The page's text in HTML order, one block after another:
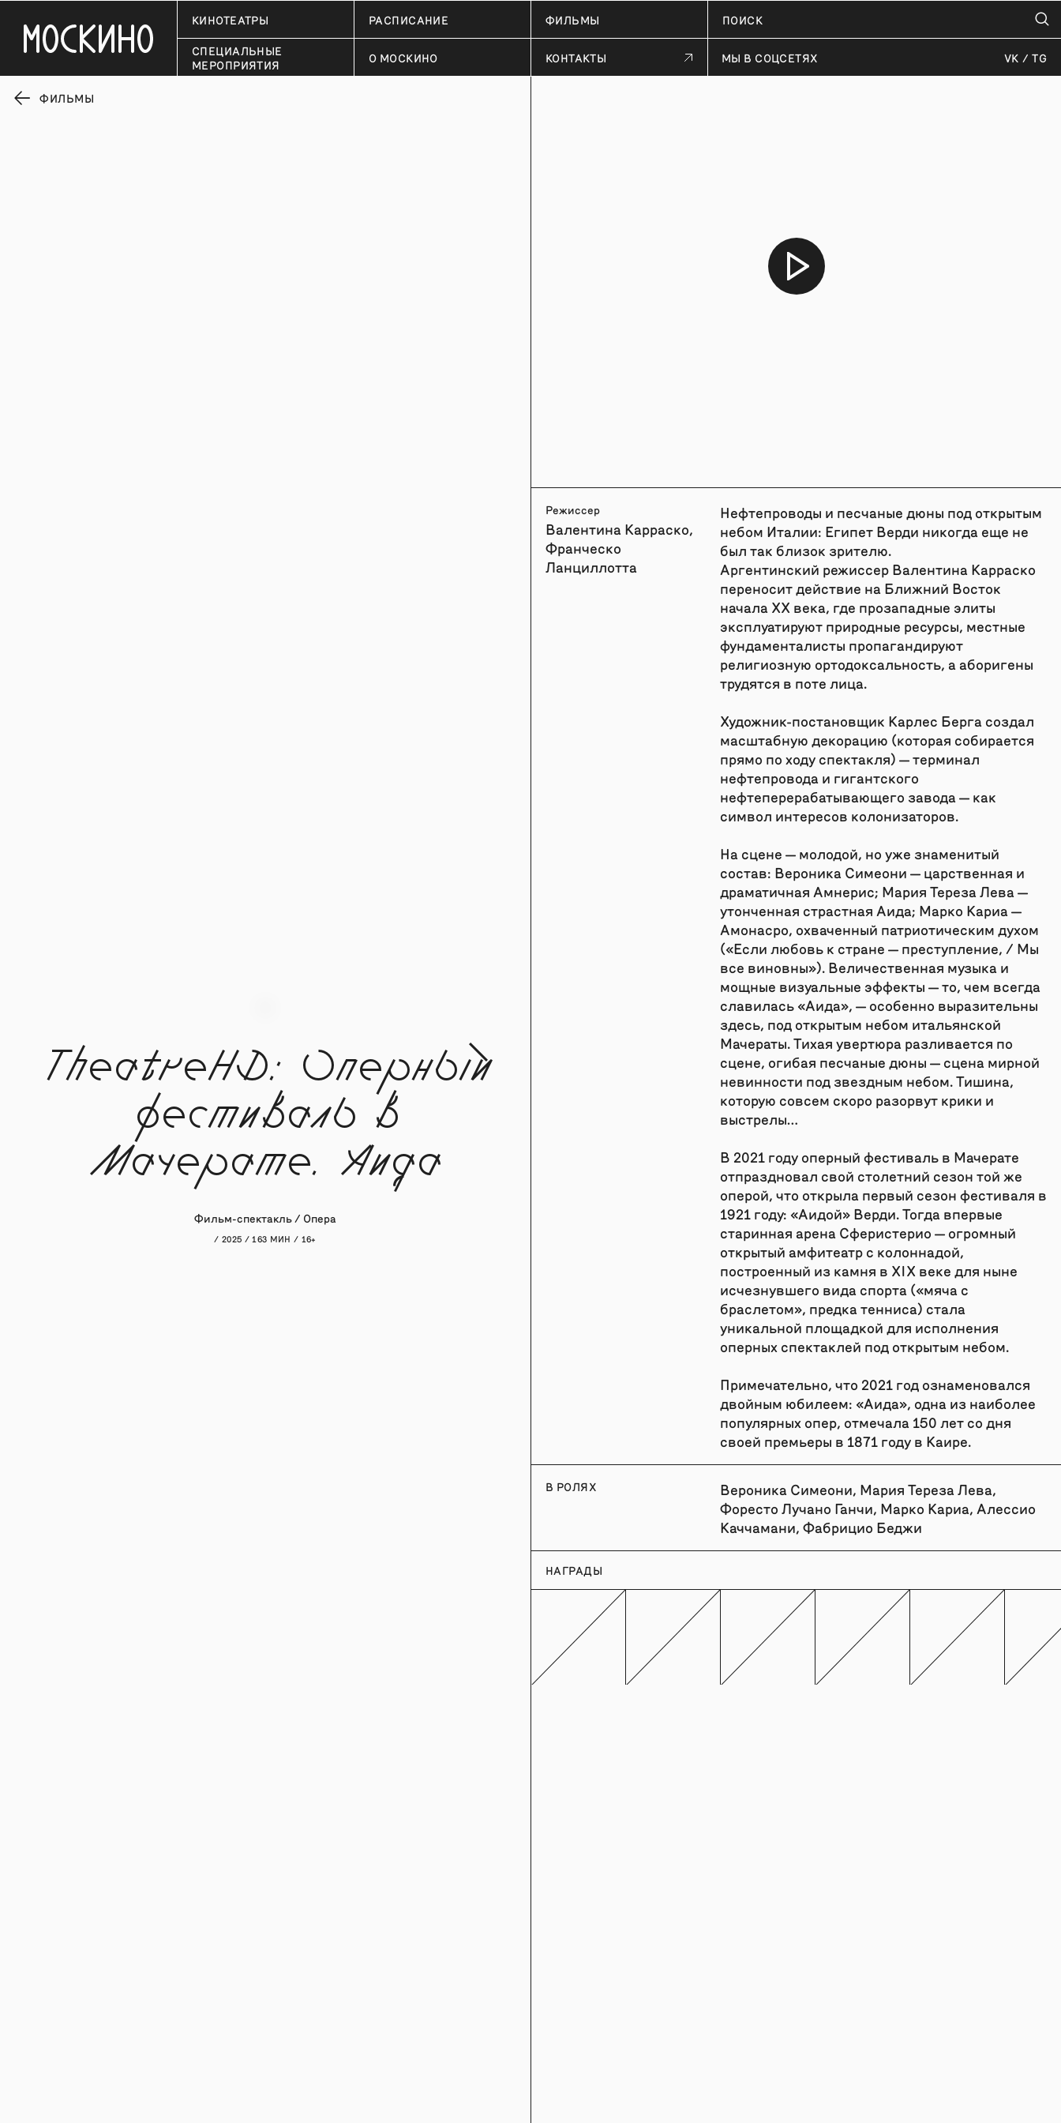
КИНОТЕАТРЫ РАСПИСАНИЕ ФИЛЬМЫ
СПЕЦИАЛЬНЫЕ
МЕРОПРИЯТИЯ
О МОСКИНО КОНТАКТЫ МЫ В СОЦСЕТЯХ VK TG
ФИЛЬМЫ
TheatreHD: Оперный
фестиваль в
Мачерате. Аида
Фильм-спектакль / Опера
/ 2025 / 163 МИН / 16+
Режиссер
Валентина Карраско,
Франческо
Ланциллотта
Нефтепроводы и песчаные дюны под открытым
небом Италии: Египет Верди никогда еще не
был так близок зрителю.
Аргентинский режиссер Валентина Карраско
переносит действие на Ближний Восток
начала XX века, где прозападные элиты
эксплуатируют природные ресурсы, местные
фундаменталисты пропагандируют
религиозную ортодоксальность, а аборигены
трудятся в поте лица.
Художник-постановщик Карлес Берга создал
масштабную декорацию (которая собирается
прямо по ходу спектакля) — терминал
нефтепровода и гигантского
нефтеперерабатывающего завода — как
символ интересов колонизаторов.
На сцене — молодой, но уже знаменитый
состав: Вероника Симеони — царственная и
драматичная Амнерис; Мария Тереза Лева —
утонченная страстная Аида; Марко Кариа —
Амонасро, охваченный патриотическим духом
(«Если любовь к стране — преступление, / Мы
все виновны»). Величественная музыка и
мощные визуальные эффекты — то, чем всегда
славилась «Аида», — особенно выразительны
здесь, под открытым небом итальянской
Мачераты. Тихая увертюра разливается по
сцене, огибая песчаные дюны — сцена мирной
невинности под звездным небом. Тишина,
которую совсем скоро разорвут крики и
выстрелы…
В 2021 году оперный фестиваль в Мачерате
отпраздновал свой столетний сезон той же
оперой, что открыла первый сезон фестиваля в
1921 году: «Аидой» Верди. Тогда впервые
старинная арена Сферистерио — огромный
открытый амфитеатр с колоннадой,
построенный из камня в XIX веке для ныне
исчезнувшего вида спорта («мяча с
браслетом», предка тенниса) стала
уникальной площадкой для исполнения
оперных спектаклей под открытым небом.
Примечательно, что 2021 год ознаменовался
двойным юбилеем: «Аида», одна из наиболее
популярных опер, отмечала 150 лет со дня
своей премьеры в 1871 году в Каире.
В РОЛЯХ
Вероника Симеони, Мария Тереза Лева,
Форесто Лучано Ганчи, Марко Кариа, Алессио
Каччамани, Фабрицио Беджи
НАГРАДЫ